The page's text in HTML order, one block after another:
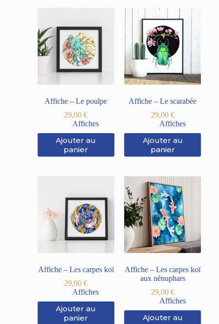
Affiche – Le poulpe
29,00€
Affiches
Ajouter au
panier
Affiche – Le scarabée
29,00 €
Affiches
Ajouter au
panier
Affiche – Les carpes koï
29,00€
Affiches
Ajouter au
panier
Affiche – Les carpes koï
aux nénuphars
29,00 €
Affiches
Ajouter au